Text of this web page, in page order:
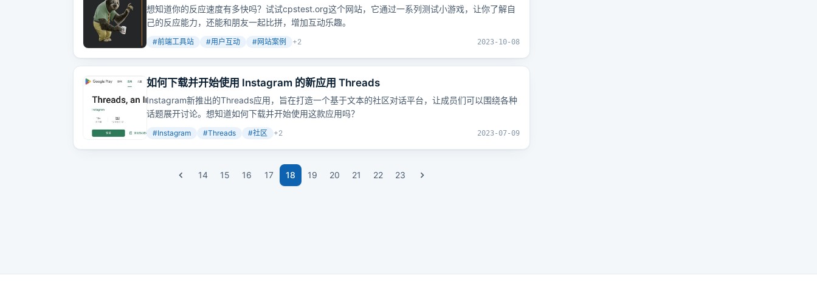
想知道你的反应速度有多快吗？试试cpstest.org这个网站，它通过一系列测试小游戏，让你了解自
己的反应能力，还能和朋友一起比拼，增加互动乐趣。
#前端工具站 #用户互动 #网站案例 +2 2023-10-08
如何下载并开始使用 Instagram 的新应用 Threads
Instagram新推出的Threads应用，旨在打造一个基于文本的社区对话平台，让成员们可以围绕各种
话题展开讨论。想知道如何下载并开始使用这款应用吗？
#Instagram #Threads #社区 +2 2023-07-09
14 15 16 17 18 19 20 21 22 23